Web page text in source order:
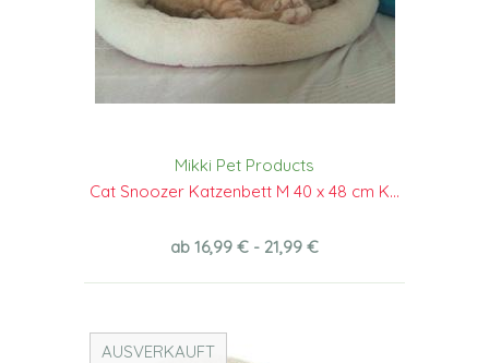
Mikki Pet Products
Cat Snoozer Katzenbett M 40 x 48 cm K...
ab 16,99 € - 21,99 €
AUSVERKAUFT